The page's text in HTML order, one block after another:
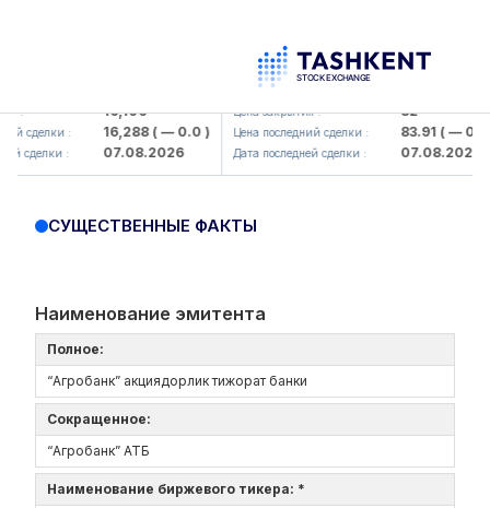
16,100
: 16,288( — 0.0 )
: 07.08.2026
KFSK (<Kafolat sug'urta
Цена закрытия : 82
Цена последний сделки : 83.91( — 0.0 )
Дата последней сделки : 07.08.2026
СУЩЕСТВЕННЫЕ ФАКТЫ
Наименование эмитента
Полное:
“Агробанк” акциядорлик тижорат банки
Сокращенное:
“Агробанк” АТБ
Наименование биржевого тикера: *